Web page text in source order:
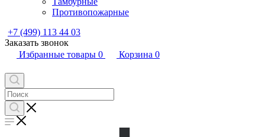
Противопожарные
+7 (499) 113 44 03
Заказать звонок
Избранные товары 0 Корзина 0